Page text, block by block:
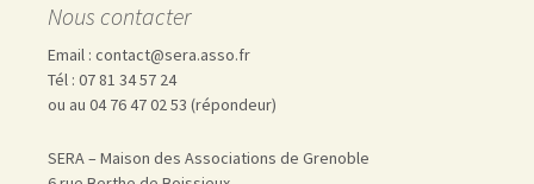
Nous contacter
Email : contact@sera.asso.fr
Tél : 07 81 34 57 24
ou au 04 76 47 02 53 (répondeur)
SERA – Maison des Associations de Grenoble